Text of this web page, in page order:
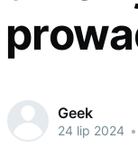
Geek
24 lip 2024 •